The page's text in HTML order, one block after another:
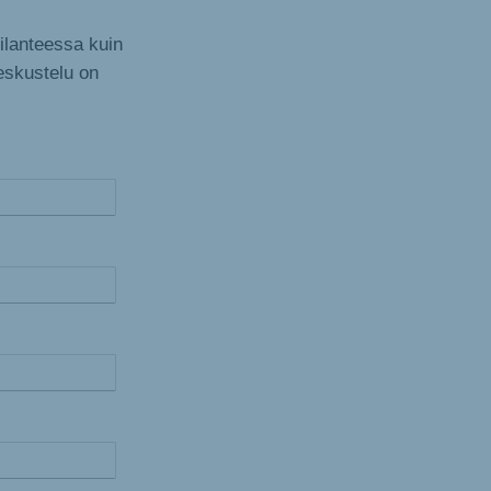
kuin
on